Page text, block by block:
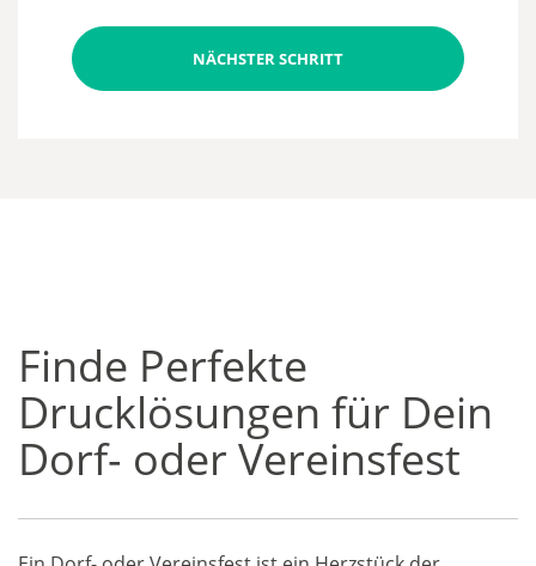
NÄCHSTER SCHRITT
Finde Perfekte
Drucklösungen für Dein
Dorf- oder Vereinsfest